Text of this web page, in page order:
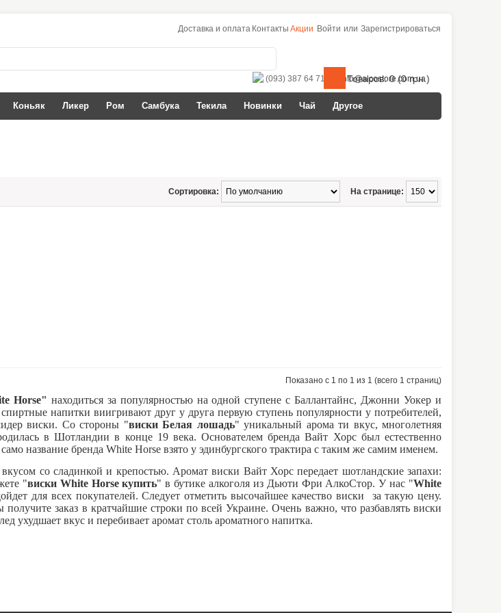
Доставка и оплата Контакты Акции Войти или Зарегистрироваться
(093) 387 64 71 info@alcostore.com.ua
Товаров: 0 (0 грн.)
Коньяк Ликер Ром Самбука Текила Новинки Чай Другое
На странице:
Сортировка:
Показано с 1 по 1 из 1 (всего 1 страниц)
Horse" находиться за популярностью на одной ступене с Баллантайнс, Джонни Уокер и
напитки виигривают друг у друга первую ступень популярности у потребителей,
виски. Со стороны "виски Белая лошадь" уникальный арома ти вкус, многолетняя
в Шотландии в конце 19 века. Основателем бренда Вайт Хорс был естественно
название бренда White Horse взято у эдинбургского трактира с таким же самим именем.
со сладинкой и крепостью. Аромат виски Вайт Хорс передает шотландские запахи:
"виски White Horse купить" в бутике алкоголя из Дьюти Фри АлкоСтор. У нас "White
для всех покупателей. Следует отметить высочайшее качество виски за такую цену.
получите заказ в кратчайшие строки по всей Украине. Очень важно, что разбавлять виски
ухудшает вкус и перебивает аромат столь ароматного напитка.